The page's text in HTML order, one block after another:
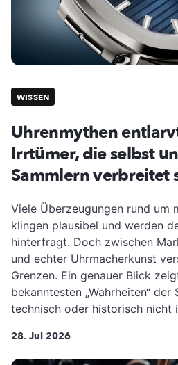
WISSEN
Uhrenmythen
Irrtümer, die selbst
Sammlern verbreitet
Viele Überzeugungen rund um
klingen plausibel und werden
hinterfragt. Doch zwischen
und echter Uhrmacherkunst
Grenzen. Ein genauer Blick
bekanntesten „Wahrheiten“ der
technisch oder historisch nicht
28. Jul 2026